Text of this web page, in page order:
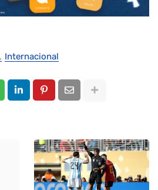
Internacional